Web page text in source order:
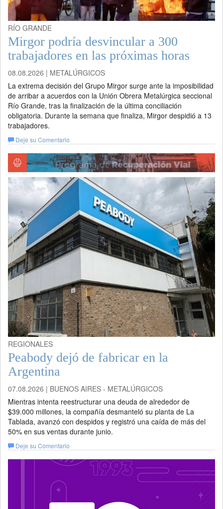
RÍO GRANDE
Mirgor podría desvincular a 300
trabajadores en las próximas horas
08.08.2026 | METALÚRGICOS
La extrema decisión del Grupo Mirgor surge ante la imposibilidad
de arribar a acuerdos con la Unión Obrera Metalúrgica seccional
Río Grande, tras la finalización de la última conciliación
obligatoria. Durante la semana que finaliza, Mirgor despidió a 13
trabajadores.
Deje su Comentario
REGIONALES
Peabody dejó de fabricar en la
Argentina
07.08.2026 | BUENOS AIRES - METALÚRGICOS
Mientras intenta reestructurar una deuda de alrededor de
$39.000 millones, la compañía desmanteló su planta de La
Tablada, avanzó con despidos y registró una caída de más del
50% en sus ventas durante junio.
Deje su Comentario